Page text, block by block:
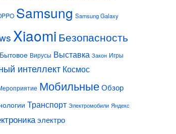
Samsung Samsung Galaxy
Xiaomi Безопасность
Бытовое Вирусы Выставка Закон Игры
интеллект Космос
МобильныеОбзор
Транспорт Электромобили Яндекс
электро